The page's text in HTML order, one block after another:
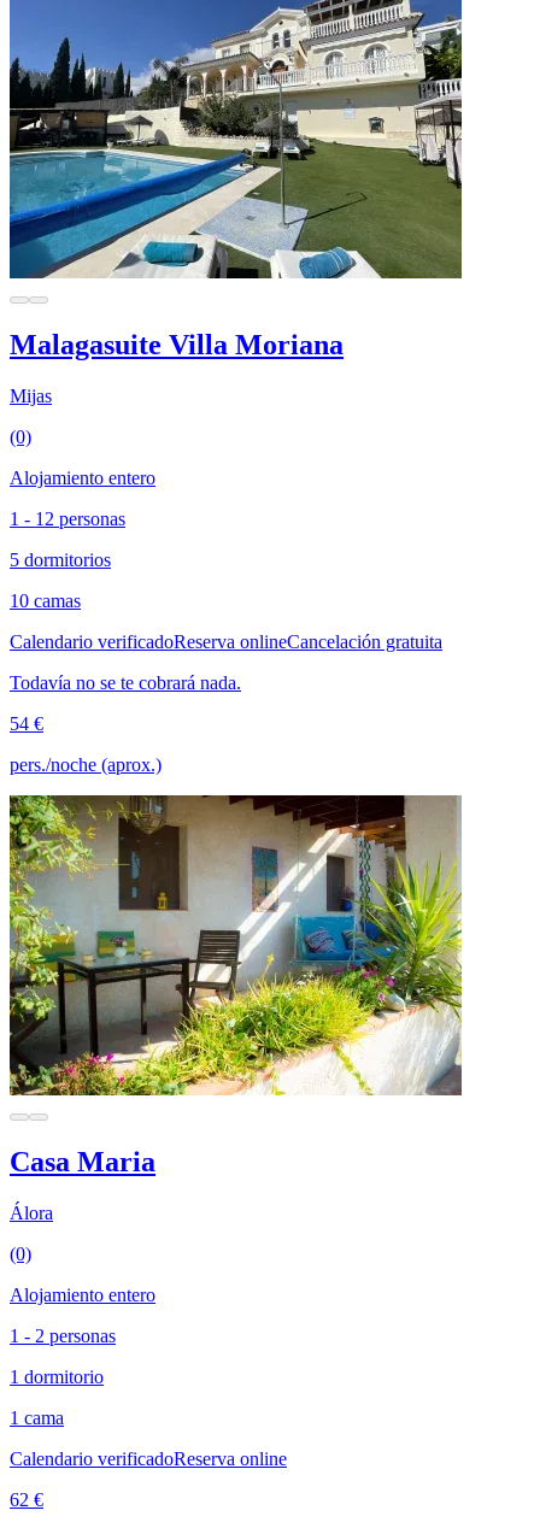
Malagasuite Villa Moriana
Mijas
(0)
Alojamiento entero
1 - 12 personas
5 dormitorios
10 camas
Calendario verificadoReserva onlineCancelación gratuita
Todavía no se te cobrará nada.
54 €
pers./noche (aprox.)
Casa Maria
Álora
(0)
Alojamiento entero
1 - 2 personas
1 dormitorio
1 cama
Calendario verificadoReserva online
62 €